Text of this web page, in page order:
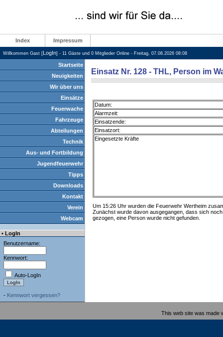
Index Impressum
Willkommen Gast [LogIn] - 11 Gäste und 0 Mitglieder Online - Freitag, 07.08.2026 08:08
Startseite
Neuigkeiten
Wir über uns
Einsätze
Feuerwache
Fahrzeuge
Abteilungen
Technik
Aus- und Fortbildung
Jugendfeuerwehr
Tipps
Downloads
Kontakt
Verein
Webcam
• LogIn
Benutzername:
Kennwort:
Auto-LogIn
- Kennwort vergessen?
Einsatz Nr. 128 - THL, Person im
Datum:
Alarmzeit:
Einsatzende:
Einsatzort:
Eingesetzte Kräfte
Um 15:26 Uhr wurden die Feuerwehr Wertheim
Zunächst wurde davon ausgegangen, dass sich
gezogen, eine Person wurde nicht gefunden.
This web site was made